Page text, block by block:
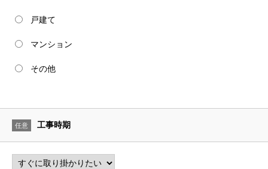
戸建て
マンション
その他
任意 工事時期